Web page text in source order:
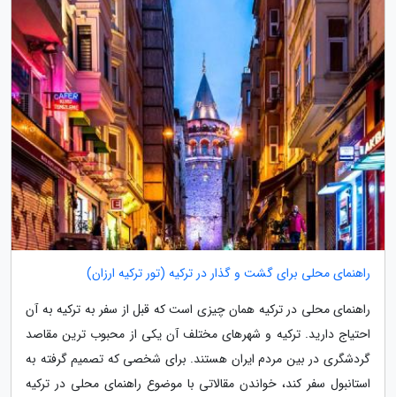
راهنمای محلی برای گشت و گذار در ترکیه (تور ترکیه ارزان)
راهنمای محلی در ترکیه همان چیزی است که قبل از سفر به ترکیه به آن
احتیاج دارید. ترکیه و شهرهای مختلف آن یکی از محبوب ترین مقاصد
گردشگری در بین مردم ایران هستند. برای شخصی که تصمیم گرفته به
استانبول سفر کند، خواندن مقالاتی با موضوع راهنمای محلی در ترکیه